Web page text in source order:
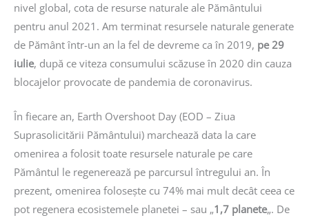
nivel global, cota de resurse naturale ale Pământului
pentru anul 2021. Am terminat resursele naturale generate
de Pământ într-un an la fel de devreme ca în 2019, pe 29
iulie, după ce viteza consumului scăzuse în 2020 din cauza
blocajelor provocate de pandemia de coronavirus.
În fiecare an, Earth Overshoot Day (EOD – Ziua
Suprasolicitării Pământului) marchează data la care
omenirea a folosit toate resursele naturale pe care
Pământul le regenerează pe parcursul întregului an. În
prezent, omenirea folosește cu 74% mai mult decât ceea ce
pot regenera ecosistemele planetei – sau „1,7 planete„. De